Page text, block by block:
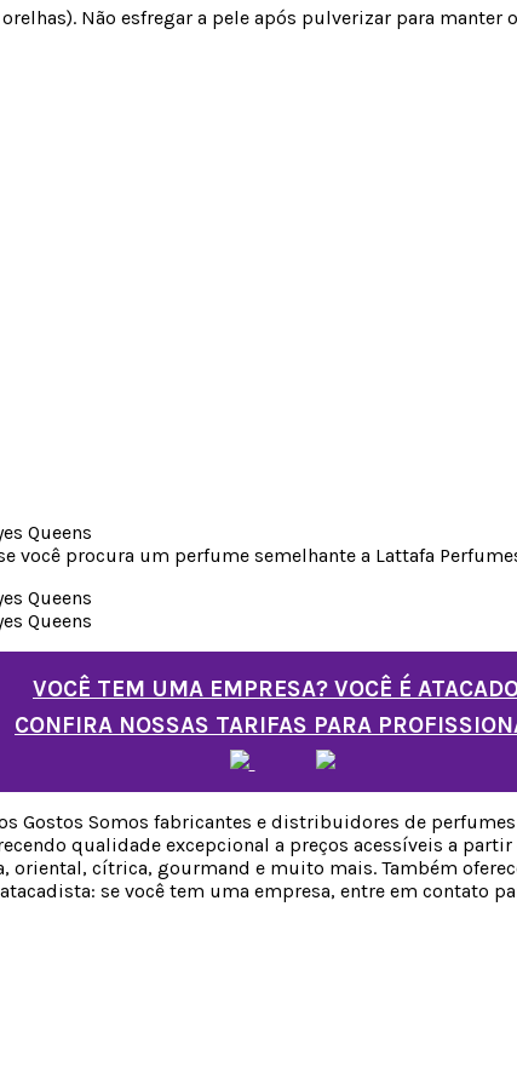
Não esfregar a pele após pulverizar para
você procura um perfume semelhante a Lattafa
VOCÊ TEM UMA EMPRESA? VOCÊ É
CONFIRA NOSSAS TARIFAS PARA
Gostos Somos fabricantes e distribuidores de
qualidade excepcional a preços acessíveis a
oriental, cítrica, gourmand e muito mais. Também
se você tem uma empresa, entre em contato